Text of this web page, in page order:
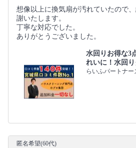
想像以上に換気扇が汚れていたので
謝いたします。
丁寧な対応でした。
ありがとうございました。
水回りお得な3
れいに！水回
らいふパートナー
匿名希望(60代)